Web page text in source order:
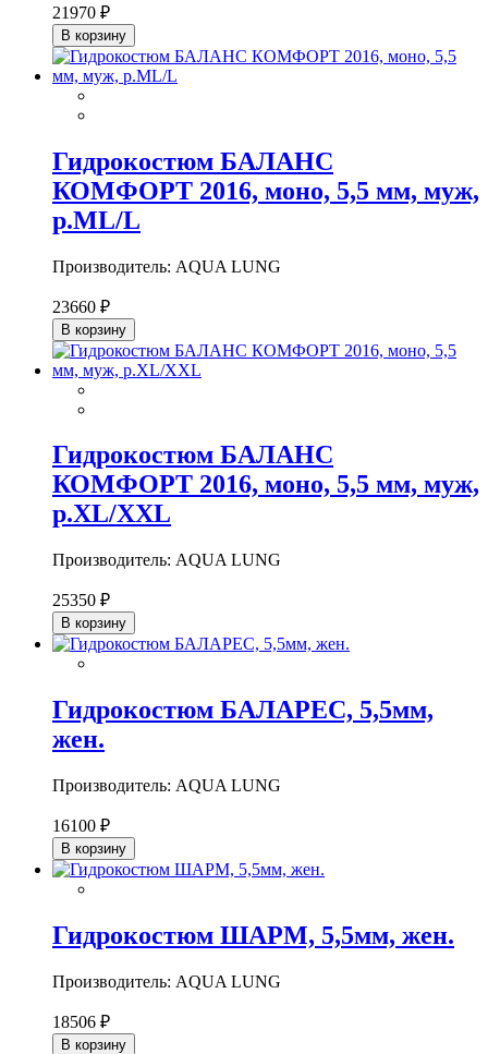
21970 ₽
В корзину
Гидрокостюм БАЛАНС
КОМФОРТ 2016, моно, 5,5 мм, муж,
р.ML/L
Производитель: AQUA LUNG
23660 ₽
В корзину
Гидрокостюм БАЛАНС
КОМФОРТ 2016, моно, 5,5 мм, муж,
р.XL/XXL
Производитель: AQUA LUNG
25350 ₽
В корзину
Гидрокостюм БАЛАРЕС, 5,5мм,
жен.
Производитель: AQUA LUNG
16100 ₽
В корзину
Гидрокостюм ШАРМ, 5,5мм, жен.
Производитель: AQUA LUNG
18506 ₽
В корзину